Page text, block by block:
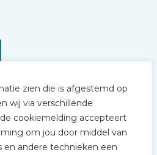
zien die is afgestemd op
wij via verschillende
cookiemelding accepteert
om jou door middel van
en andere technieken een